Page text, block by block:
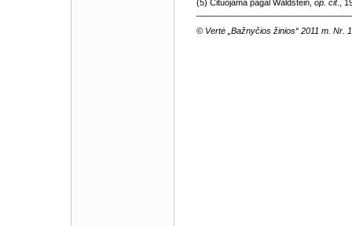
(5) Cituojama pagal Waldstein, op. cit.,
© Vertė „Bažnyčios žinios“ 2011 m. Nr.